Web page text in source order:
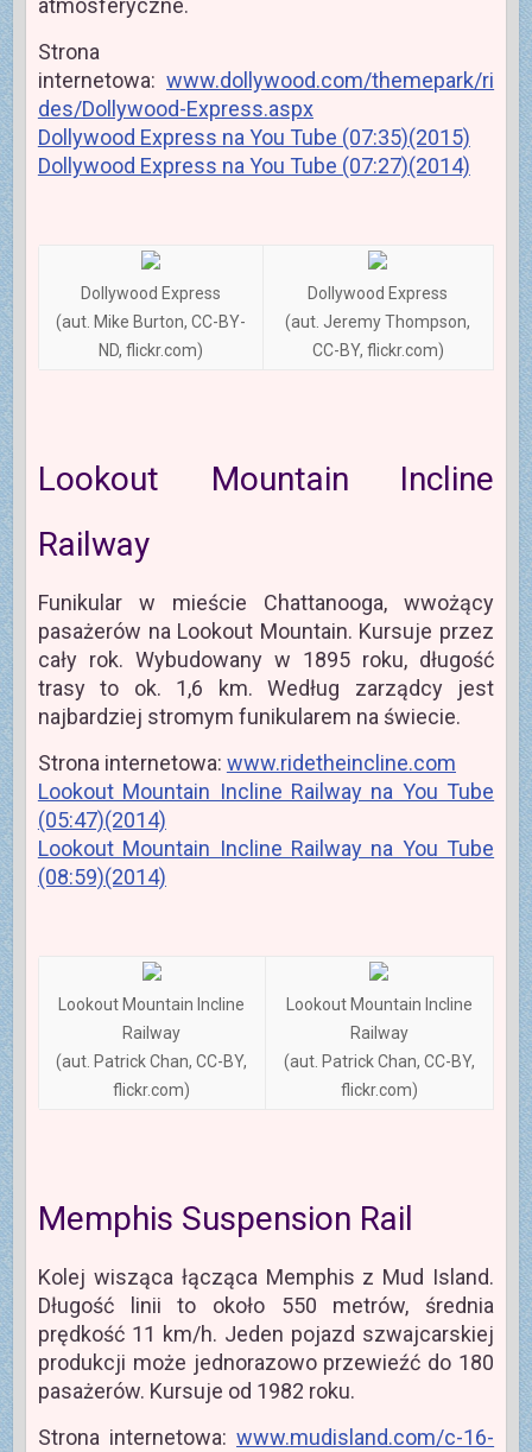
atmosferyczne.
Strona
internetowa:www.dollywood.com/themepark/ri
des/Dollywood-Express.aspx
Dollywood Express na You Tube (07:35)(2015)
Dollywood Express na You Tube (07:27)(2014)
Dollywood Express
(aut. Mike Burton, CC-BY-
ND, flickr.com)
Dollywood Express
(aut. Jeremy Thompson,
CC-BY, flickr.com)
Lookout Mountain Incline
Railway
Funikular w mieście Chattanooga, wwożący
pasażerów na Lookout Mountain. Kursuje przez
cały rok. Wybudowany w 1895 roku, długość
trasy to ok. 1,6 km. Według zarządcy jest
najbardziej stromym funikularem na świecie.
Strona internetowa: www.ridetheincline.com
Lookout Mountain Incline Railway na You Tube
(05:47)(2014)
Lookout Mountain Incline Railway na You Tube
(08:59)(2014)
Lookout Mountain Incline
Railway
(aut. Patrick Chan, CC-BY,
flickr.com)
Lookout Mountain Incline
Railway
(aut. Patrick Chan, CC-BY,
flickr.com)
Memphis Suspension Rail
Kolej wisząca łącząca Memphis z Mud Island.
Długość linii to około 550 metrów, średnia
prędkość 11 km/h. Jeden pojazd szwajcarskiej
produkcji może jednorazowo przewieźć do 180
pasażerów. Kursuje od 1982 roku.
Strona internetowa:www.mudisland.com/c-16-